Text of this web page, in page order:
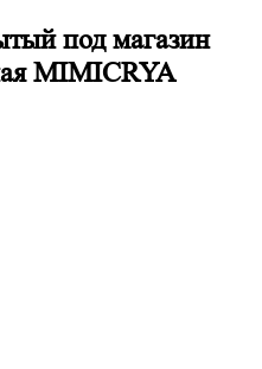
под магазин
MIMICRYA